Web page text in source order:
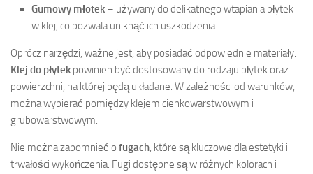
Gumowy młotek – używany do delikatnego wtapiania płytek
w klej, co pozwala uniknąć ich uszkodzenia.
Oprócz narzędzi, ważne jest, aby posiadać odpowiednie materiały.
Klej do płytek powinien być dostosowany do rodzaju płytek oraz
powierzchni, na której będą układane. W zależności od warunków,
można wybierać pomiędzy klejem cienkowarstwowym i
grubowarstwowym.
Nie można zapomnieć o fugach, które są kluczowe dla estetyki i
trwałości wykończenia. Fugi dostępne są w różnych kolorach i